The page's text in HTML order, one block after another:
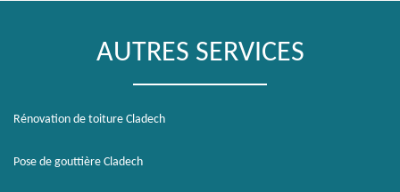
AUTRES SERVICES
Rénovation de toiture Cladech
Pose de gouttière Cladech